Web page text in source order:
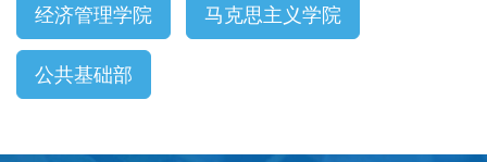
经济管理学院 马克思主义学院
公共基础部